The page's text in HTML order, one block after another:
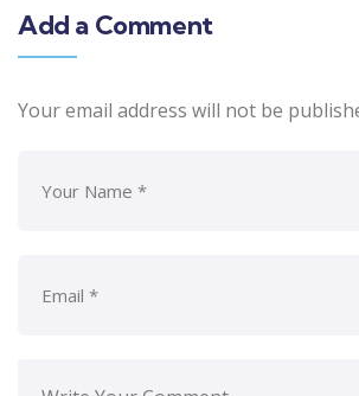
Add a Comment
Your email address will not be